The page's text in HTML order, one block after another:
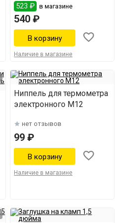
523 ₽ в магазине
540 ₽
Наличие в магазине
Ниппель для термометра
электронного М12
нет отзывов
99 ₽
Наличие в магазине